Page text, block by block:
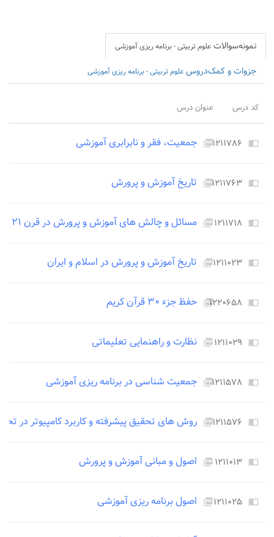
نمونه‌سوالات علوم تربیتی - برنامه ریزی آموزشی
جزوات و کمک‌دروس علوم تربیتی - برنامه ریزی آموزشی
کد درس عنوان درس
import_contacts ۱۲۱۱۷۸۶picture_as_pdf جمعیت، فقر و نابرابری آموزشی
import_contacts ۱۲۱۱۷۶۳picture_as_pdf تاریخ آموزش و پرورش
import_contacts ۱۲۱۱۷۱۸picture_as_pdf مسائل و چالش های آموزش و پرورش در قرن ۲۱
import_contacts ۱۲۱۱۰۲۳picture_as_pdf تاریخ آموزش و پرورش در اسلام و ایران
import_contacts ۱۲۲۰۶۵۸picture_as_pdf حفظ جزء ۳۰ قرآن کریم
import_contacts ۱۲۱۱۰۲۹picture_as_pdf نظارت و راهنمایی تعلیماتی
import_contacts ۱۲۱۱۵۷۸picture_as_pdf جمعیت شناسی در برنامه ریزی آموزشی
import_contacts ۱۲۱۱۵۷۶picture_as_pdf روش های تحقیق پیشرفته و کاربرد کامپیوتر در
import_contacts ۱۲۱۱۰۱۳ picture_as_pdf اصول و مبانی آموزش و پرورش
import_contacts ۱۲۱۱۰۲۵picture_as_pdf اصول برنامه ریزی آموزشی